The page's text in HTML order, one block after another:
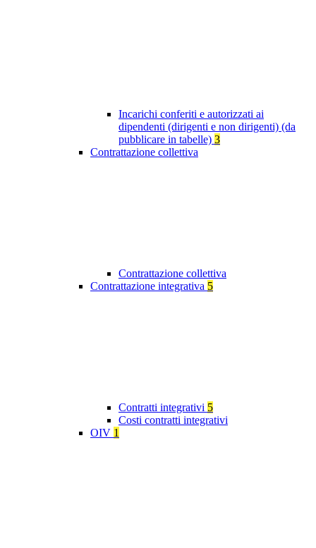
Incarichi conferiti e autorizzati ai
dipendenti (dirigenti e non dirigenti) (da
pubblicare in tabelle) 3
Contrattazione collettiva
Contrattazione collettiva
Contrattazione integrativa 5
Contratti integrativi 5
Costi contratti integrativi
OIV 1